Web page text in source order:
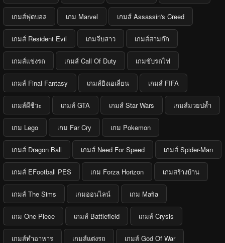
เกมส์ฟุตบอล เกม Marvel เกมส์ Assassin's Creed
เกมส์ Resident Evil เกมจีบสาว เกมส์สามก๊ก
เกมส์แข่งรถ เกมส์ Call Of Duty เกมขับรถไฟ
เกมส์ Final Fantasy เกมส์ยิงเอเลี่ยน เกมส์ FIFA
เกมส์ผีชีวะ เกมส์ GTA เกมส์ Star Wars เกมส์มวยปล้ำ
เกม Lego เกม Far Cry เกม Pokemon
เกมส์ Dragon Ball เกมส์ Need For Speed เกมส์ Spider-Man
เกมส์ EFootball PES เกม Forza Horizon เกมสร้างบ้าน
เกมส์ The Sims เกมออนไลน์ เกม Mafia
เกม One Piece เกมส์ Battlefield เกมส์ Crysis
เกมส์ทำอาหาร เกมส์แต่งรถ เกมส์ God Of War